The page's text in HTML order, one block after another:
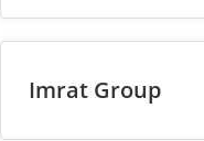
Imrat Group